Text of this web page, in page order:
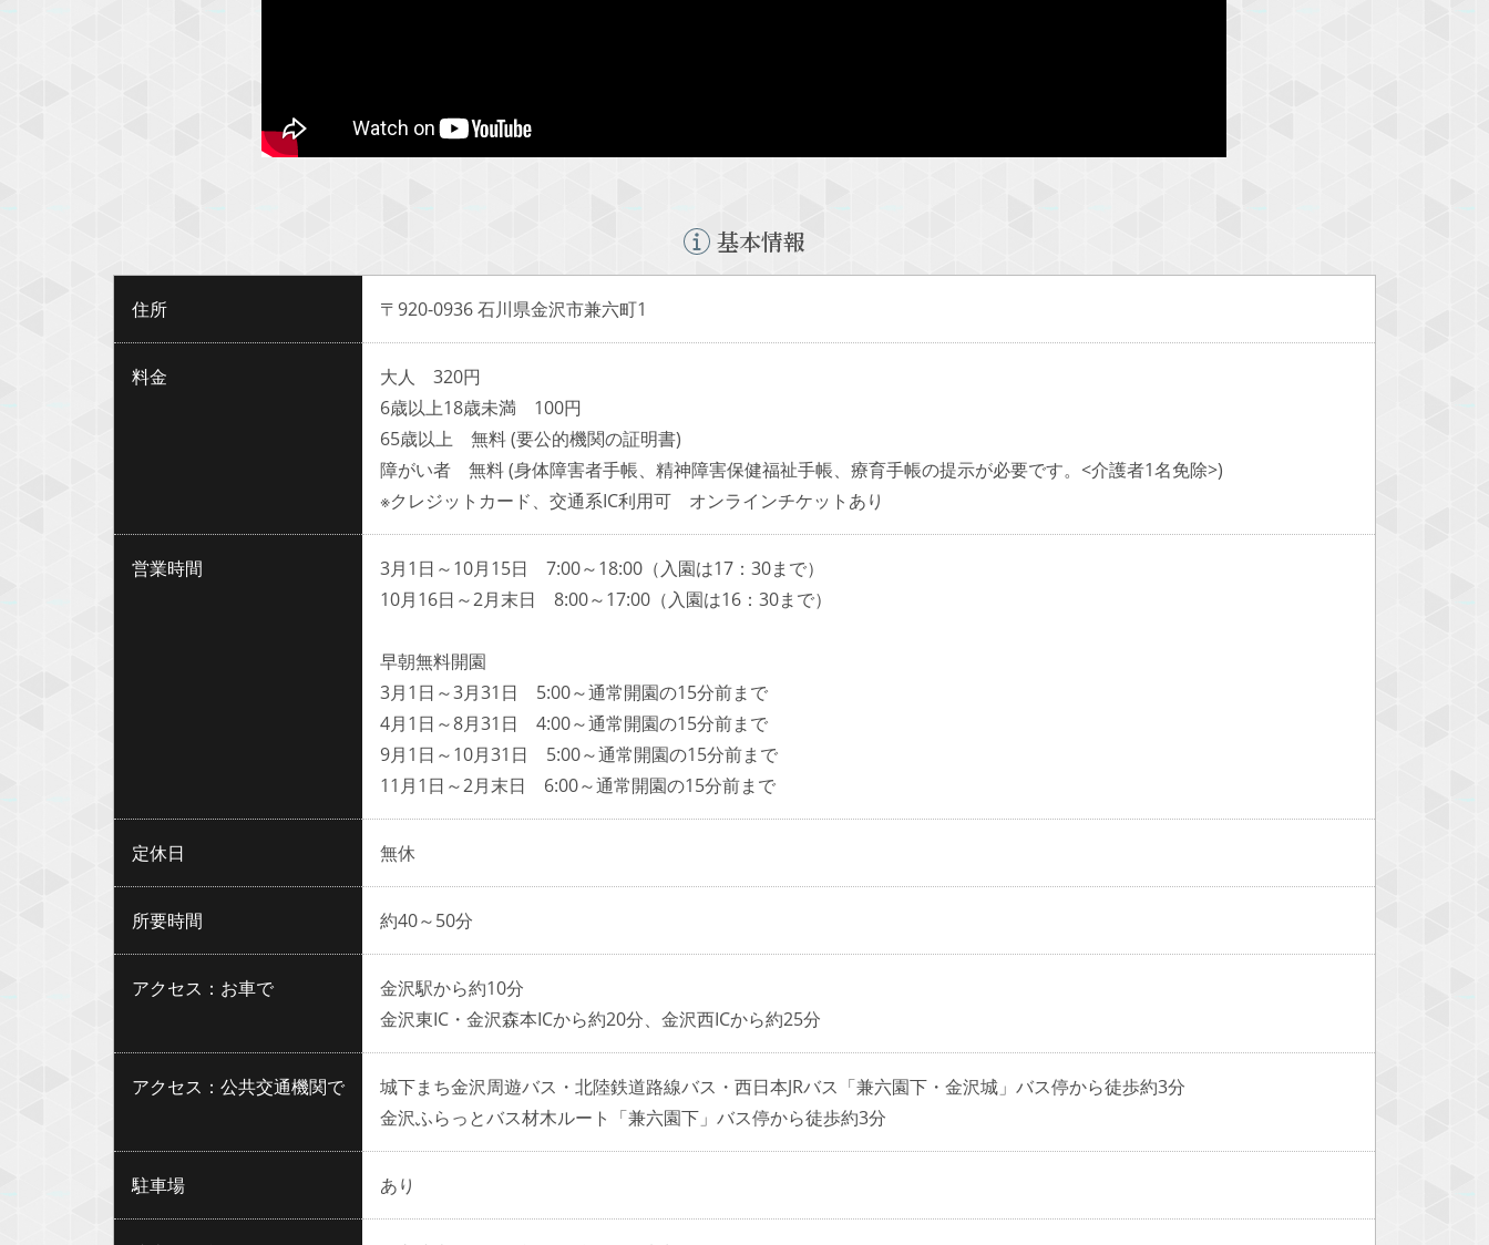
基本情報
住所 〒920-0936 石川県金沢市兼六町1
料金
大人 320円
6歳以上18歳未満 100円
65歳以上 無料 (要公的機関の証明書)
障がい者 無料 (身体障害者手帳、精神障害保健福祉手帳、療育手帳の提示が必要です。<介護者1名免除>)
※クレジットカード、交通系IC利用可 オンラインチケットあり
営業時間
3月1日～10月15日 7:00～18:00（入園は17：30まで）
10月16日～2月末日 8:00～17:00（入園は16：30まで）
早朝無料開園
3月1日～3月31日 5:00～通常開園の15分前まで
4月1日～8月31日 4:00～通常開園の15分前まで
9月1日～10月31日 5:00～通常開園の15分前まで
11月1日～2月末日 6:00～通常開園の15分前まで
定休日 無休
所要時間 約40～50分
アクセス：お車で
金沢駅から約10分
金沢東IC・金沢森本ICから約20分、金沢西ICから約25分
アクセス：公共交通機関で
城下まち金沢周遊バス・北陸鉄道路線バス・西日本JRバス「兼六園下・金沢城」バス停から徒歩約3分
金沢ふらっとバス材木ルート「兼六園下」バス停から徒歩約3分
駐車場 あり